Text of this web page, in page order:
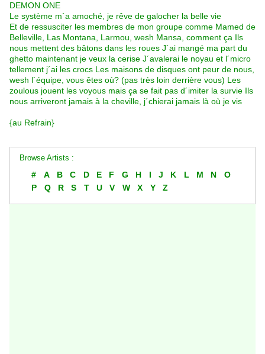
DEMON ONE
Le système m´a amoché, je rêve de galocher la belle vie
Et de ressusciter les membres de mon groupe comme Mamed de
Belleville, Las Montana, Larmou, wesh Mansa, comment ça Ils
nous mettent des bâtons dans les roues J´ai mangé ma part du
ghetto maintenant je veux la cerise J´avalerai le noyau et l´micro
tellement j´ai les crocs Les maisons de disques ont peur de nous,
wesh l´équipe, vous êtes où? (pas très loin derrière vous) Les
zoulous jouent les voyous mais ça se fait pas d´imiter la survie Ils
nous arriveront jamais à la cheville, j´chierai jamais là où je vis
{au Refrain}
Browse Artists :
# A B C D E F G H I J K L M N
O
P
Q R S T U V W X Y Z